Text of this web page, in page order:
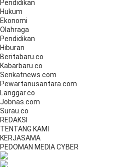
Pendidikan
Hukum
Ekonomi
Olahraga
Pendidikan
Hiburan
Beritabaru.co
Kabarbaru.co
Serikatnews.com
Pewartanusantara.com
Langgar.co
Jobnas.com
Surau.co
REDAKSI
TENTANG KAMI
KERJASAMA
PEDOMAN MEDIA CYBER